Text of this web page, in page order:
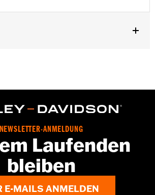
man alle Details
NEWSLETTER-ANMELDUNG
Laufenden
bleiben
E-MAILS ANMELDEN